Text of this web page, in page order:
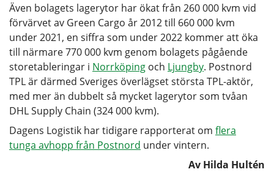
Även bolagets lagerytor har ökat från 260 000 kvm vid
förvärvet av Green Cargo år 2012 till 660 000 kvm
under 2021, en siffra som under 2022 kommer att öka
till närmare 770 000 kvm genom bolagets pågående
storetableringar i Norrköping och Ljungby. Postnord
TPL är därmed Sveriges överlägset största TPL-aktör,
med mer än dubbelt så mycket lagerytor som tvåan
DHL Supply Chain (324 000 kvm).
Dagens Logistik har tidigare rapporterat om flera
tunga avhopp från Postnord under vintern.
Av Hilda Hultén